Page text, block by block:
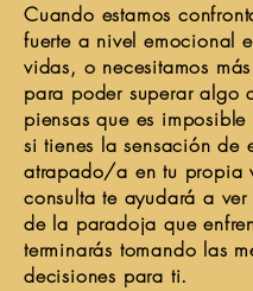
Cuando estamos
fuerte a nivel emocional
vidas, o necesitamos
para poder superar algo
piensas que es imposible
si tienes la sensación de
atrapado/a en tu propia
consulta te ayudará a ver
de la paradoja que
terminarás tomando las
decisiones para ti.